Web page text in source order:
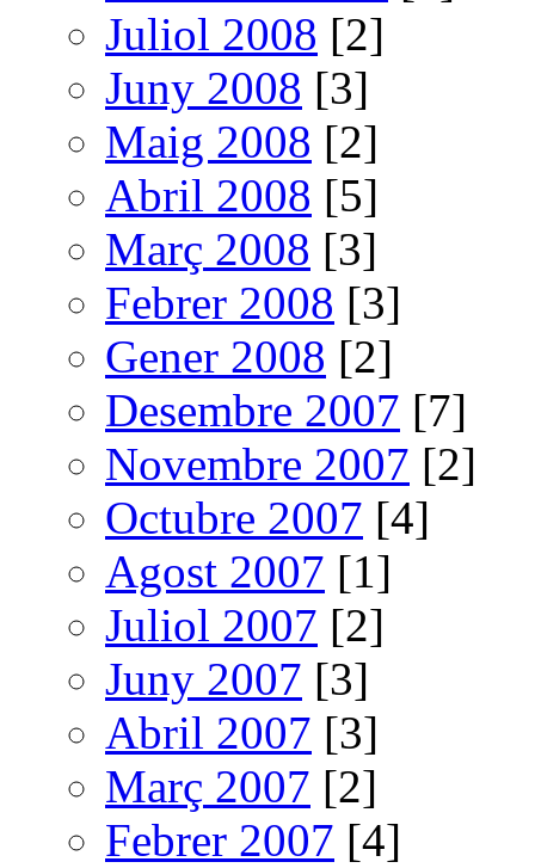
Juliol 2008 [2]
Juny 2008 [3]
Maig 2008 [2]
Abril 2008 [5]
Març 2008 [3]
Febrer 2008 [3]
Gener 2008 [2]
Desembre 2007 [7]
Novembre 2007 [2]
Octubre 2007 [4]
Agost 2007 [1]
Juliol 2007 [2]
Juny 2007 [3]
Abril 2007 [3]
Març 2007 [2]
Febrer 2007 [4]